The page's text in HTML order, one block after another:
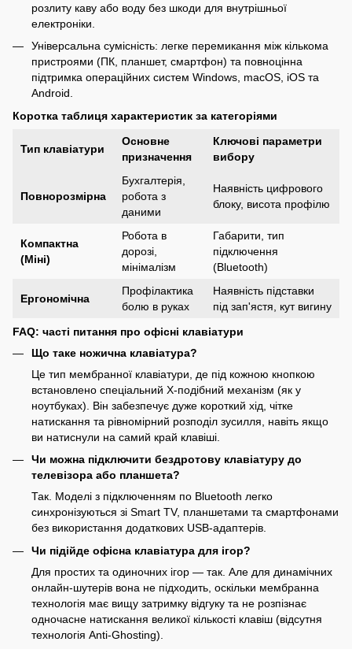
розлиту каву або воду без шкоди для внутрішньої
електроніки.
Універсальна сумісність: легке перемикання між кількома
пристроями (ПК, планшет, смартфон) та повноцінна
підтримка операційних систем Windows, macOS, iOS та
Android.
Коротка таблиця характеристик за категоріями
Тип клавіатури
Основне
призначення
Ключові параметри
вибору
Повнорозмірна
Бухгалтерія,
робота з
даними
Наявність цифрового
блоку, висота профілю
Компактна
(Міні)
Робота в
дорозі,
мінімалізм
Габарити, тип
підключення
(Bluetooth)
Ергономічна
Профілактика
болю в руках
Наявність підставки
під зап'ястя, кут вигину
FAQ: часті питання про офісні клавіатури
Що таке ножична клавіатура?
Це тип мембранної клавіатури, де під кожною кнопкою
встановлено спеціальний Х-подібний механізм (як у
ноутбуках). Він забезпечує дуже короткий хід, чітке
натискання та рівномірний розподіл зусилля, навіть якщо
ви натиснули на самий край клавіші.
Чи можна підключити бездротову клавіатуру до
телевізора або планшета?
Так. Моделі з підключенням по Bluetooth легко
синхронізуються зі Smart TV, планшетами та смартфонами
без використання додаткових USB-адаптерів.
Чи підійде офісна клавіатура для ігор?
Для простих та одиночних ігор — так. Але для динамічних
онлайн-шутерів вона не підходить, оскільки мембранна
технологія має вищу затримку відгуку та не розпізнає
одночасне натискання великої кількості клавіш (відсутня
технологія Anti-Ghosting).